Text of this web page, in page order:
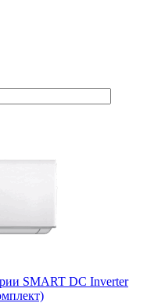
SMART DC Inverter